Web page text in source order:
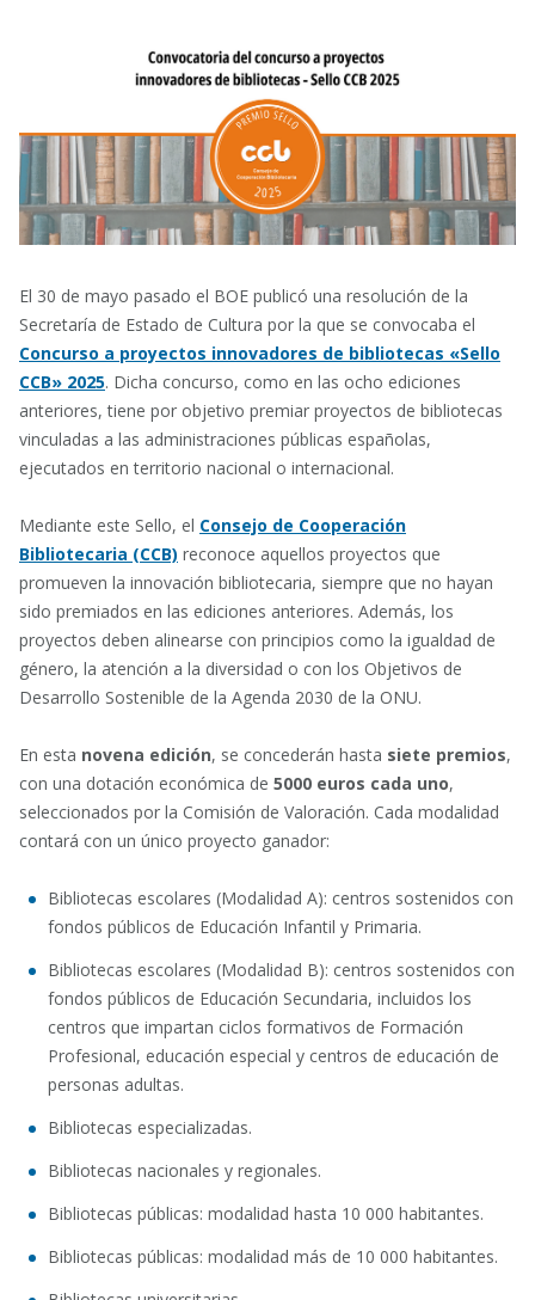
El 30 de mayo pasado el BOE publicó una resolución de la
Secretaría de Estado de Cultura por la que se convocaba el
Concurso a proyectos innovadores de bibliotecas «Sello
CCB» 2025. Dicha concurso, como en las ocho ediciones
anteriores, tiene por objetivo premiar proyectos de bibliotecas
vinculadas a las administraciones públicas españolas,
ejecutados en territorio nacional o internacional.
Mediante este Sello, el Consejo de Cooperación
Bibliotecaria (CCB) reconoce aquellos proyectos que
promueven la innovación bibliotecaria, siempre que no hayan
sido premiados en las ediciones anteriores. Además, los
proyectos deben alinearse con principios como la igualdad de
género, la atención a la diversidad o con los Objetivos de
Desarrollo Sostenible de la Agenda 2030 de la ONU.
En esta novena edición, se concederán hasta siete premios,
con una dotación económica de 5000 euros cada uno,
seleccionados por la Comisión de Valoración. Cada modalidad
contará con un único proyecto ganador:
Bibliotecas escolares (Modalidad A): centros sostenidos con
fondos públicos de Educación Infantil y Primaria.
Bibliotecas escolares (Modalidad B): centros sostenidos con
fondos públicos de Educación Secundaria, incluidos los
centros que impartan ciclos formativos de Formación
Profesional, educación especial y centros de educación de
personas adultas.
Bibliotecas especializadas.
Bibliotecas nacionales y regionales.
Bibliotecas públicas: modalidad hasta 10 000 habitantes.
Bibliotecas públicas: modalidad más de 10 000 habitantes.